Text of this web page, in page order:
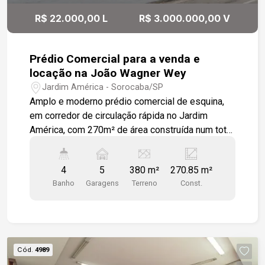
R$ 22.000,00 L R$ 3.000.000,00 V
Prédio Comercial para a venda e
locação na João Wagner Wey
Jardim América - Sorocaba/SP
Amplo e moderno prédio comercial de esquina,
em corredor de circulação rápida no Jardim
América, com 270m² de área construída num total
bela recepção, salão em L, com dois ambientes,
02 Salas abertas e contíguas, um escritório em
piso de madeira. 03 banheiros, uma ampla
portão eletrônico e portas de aço; Na área
externa estacionamento descoberto, com vaga
4
Banho
5
Garagens
380 m²
Terreno
270.85 m²
Const.
Cód. 4989